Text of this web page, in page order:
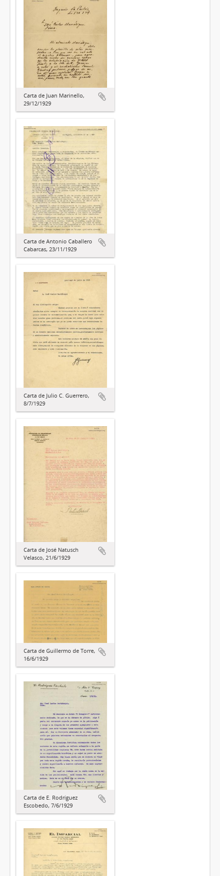
Carta de Juan Marinello,
29/12/1929
Carta de Antonio Caballero
Cabarcas, 23/11/1929
Carta de Julio C. Guerrero,
8/7/1929
Carta de José Natusch
Velasco, 21/6/1929
Carta de Guillermo de Torre,
16/6/1929
Carta de E. Rodríguez
Escobedo, 7/6/1929